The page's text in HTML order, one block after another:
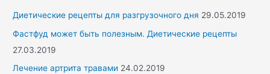
Диетические рецепты для разгрузочного дня 29.05.2019
Фастфуд может быть полезным. Диетические рецепты
27.03.2019
Лечение артрита травами 24.02.2019